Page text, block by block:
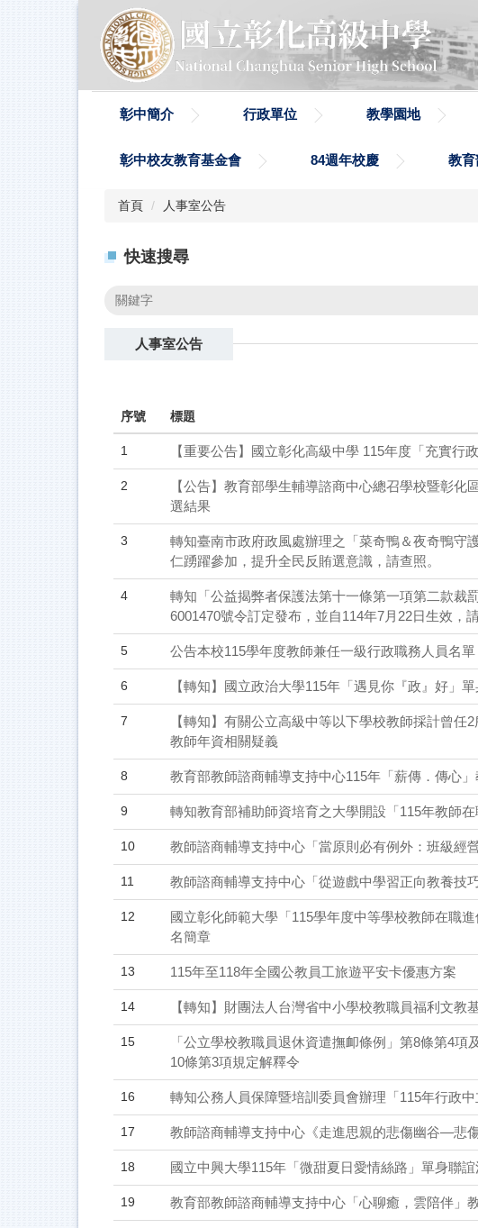
彰中簡介 行政單位 教學園地
彰中校友教育基金會 84週年校慶 教
首頁 人事室公告
快速搜尋
人事室公告
序號 標題
1 【重要公告】國立彰化高級中學 115年度「充實行
2
【公告】教育部學生輔導諮商中心總召學校暨彰
選結果
3
轉知臺南市政府政風處辦理之「菜奇鴨＆夜奇鴨守
仁踴躍參加，提升全民反賄選意識，請查照。
4
轉知「公益揭弊者保護法第十一條第一項第二款裁
6001470號令訂定發布，並自114年7月22日生效，請
5 公告本校115學年度教師兼任一級行政職務人員名單
6 【轉知】國立政治大學115年「遇見你『政』好」
7
【轉知】有關公立高級中等以下學校教師採計曾
教師年資相關疑義
8 教育部教師諮商輔導支持中心115年「薪傳．傳心
9 轉知教育部補助師資培育之大學開設「115年教師
10 教師諮商輔導支持中心「當原則必有例外：班級經
11 教師諮商輔導支持中心「從遊戲中學習正向教養技
12
國立彰化師範大學「115學年度中等學校教師在職
名簡章
13 115年至118年全國公教員工旅遊平安卡優惠方案
14 【轉知】財團法人台灣省中小學校教職員福利文
15
「公立學校教職員退休資遣撫卹條例」第8條第4
10條第3項規定解釋令
16 轉知公務人員保障暨培訓委員會辦理「115年行政中
17 教師諮商輔導支持中心《走進思親的悲傷幽谷—悲
18 國立中興大學115年「微甜夏日愛情絲路」單身聯誼
19 教育部教師諮商輔導支持中心「心聊癒，雲陪伴」